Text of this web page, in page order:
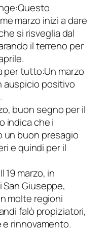
marzo inizi a dare
si risveglia dal
il terreno per
per tutto:Un marzo
auspicio positivo
buon segno per il
indica che i
un buon presagio
e quindi per il
19 marzo, in
Giuseppe,
molte regioni
falò propiziatori,
rinnovamento.